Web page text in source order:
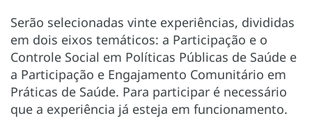
Serão selecionadas vinte experiências, divididas
em dois eixos temáticos: a Participação e o
Controle Social em Políticas Públicas de Saúde e
a Participação e Engajamento Comunitário em
Práticas de Saúde. Para participar é necessário
que a experiência já esteja em funcionamento.